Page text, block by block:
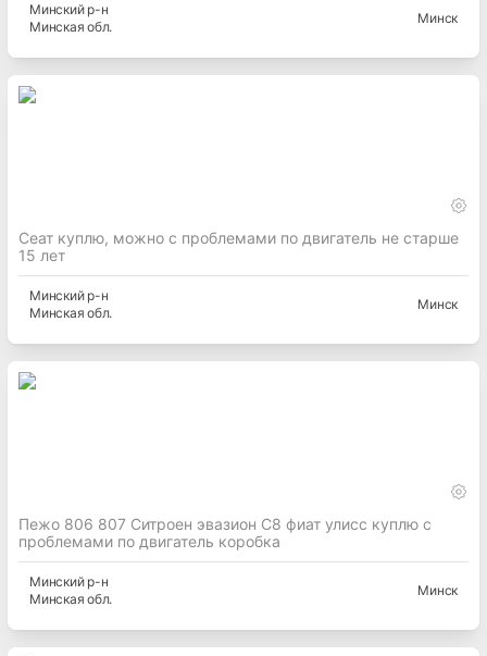
Минскийр-н
Минская обл.
Минск
Сеат куплю, можно с проблемами по двигатель не старше
15 лет
Минскийр-н
Минская обл.
Минск
Пежо 806 807 Ситроен эвазион С8 фиат улисс куплю с
проблемами по двигатель коробка
Минскийр-н
Минская обл.
Минск